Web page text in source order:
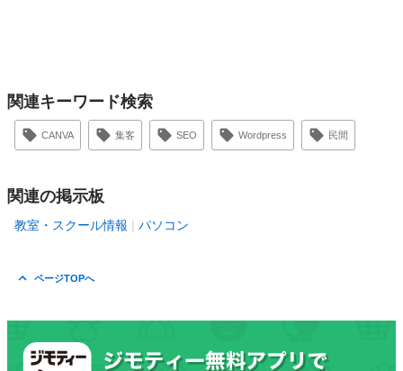
関連キーワード検索
CANVA 集客 SEO Wordpress 民間
関連の掲示板
教室・スクール情報 パソコン
ページTOPへ